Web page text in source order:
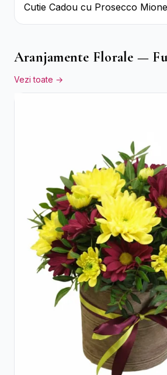
Cutie Cadou cu Prosecco
Ferrero Rocher și Flori
Aranjamente Florale —
Vezi toate →